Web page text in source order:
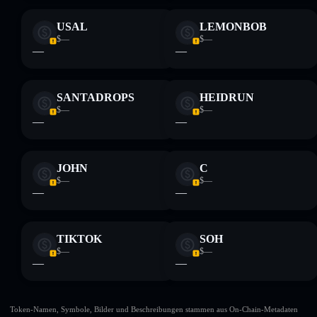
USAL
$—
—
LEMONBOB
$—
—
SANTADROPS
$—
—
HEIDRUN
$—
—
JOHN
$—
—
C
$—
—
TIKTOK
$—
—
SOH
$—
—
Token-Namen, Symbole, Bilder und Beschreibungen stammen aus On-Chain-Metadaten